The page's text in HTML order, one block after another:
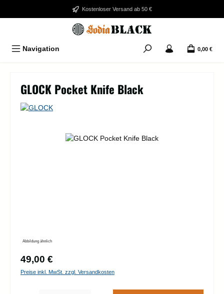
Zum Hauptinhalt springenKostenloser Versand ab 50 €
Navigation 0,00 €
GLOCK Pocket Knife Black
Bildergalerie überspringen
Abbildung ähnlich
Regulärer Preis:
49,00 €
Preise inkl. MwSt. zzgl. Versandkosten